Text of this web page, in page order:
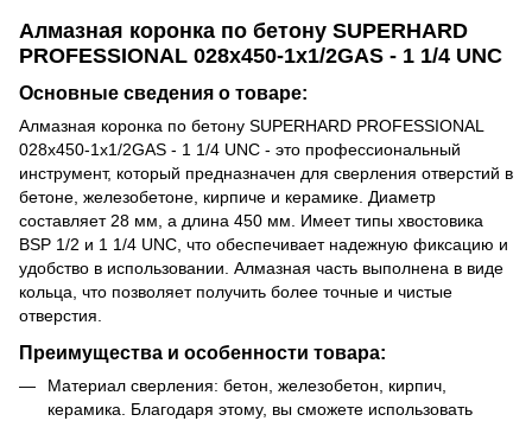
Алмазная коронка по бетону SUPERHARD
PROFESSIONAL 028x450-1x1/2GAS - 1 1/4 UNC
Основные сведения о товаре:
Алмазная коронка по бетону SUPERHARD PROFESSIONAL
028x450-1x1/2GAS - 1 1/4 UNC - это профессиональный
инструмент, который предназначен для сверления отверстий в
бетоне, железобетоне, кирпиче и керамике. Диаметр
составляет 28 мм, а длина 450 мм. Имеет типы хвостовика
BSP 1/2 и 1 1/4 UNC, что обеспечивает надежную фиксацию и
удобство в использовании. Алмазная часть выполнена в виде
кольца, что позволяет получить более точные и чистые
отверстия.
Преимущества и особенности товара:
Материал сверления: бетон, железобетон, кирпич,
керамика. Благодаря этому, вы сможете использовать